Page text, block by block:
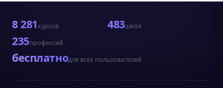
8 281 курсов 483школ
235профессий
бесплатнодля всех пользователей